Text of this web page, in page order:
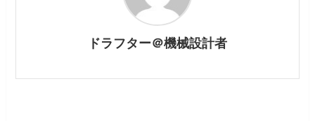
ドラフター＠機械設計者